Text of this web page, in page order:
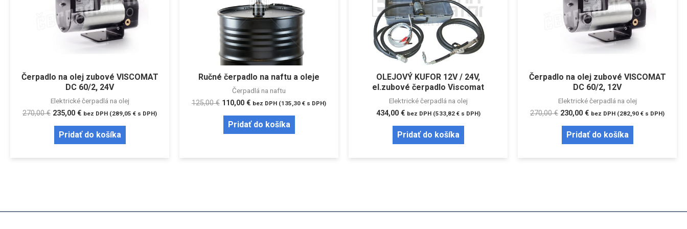
Čerpadlo na olej zubové VISCOMAT
DC 60/2, 24V
Elektrické čerpadlá na olej
270,00€ 235,00 € bez DPH (289,05 € s DPH)
Pridať do košíka
Ručné čerpadlo na naftu a oleje
Čerpadlá na naftu
125,00€ 110,00 € bez DPH (135,30 € s DPH)
Pridať do košíka
OLEJOVÝ KUFOR 12V / 24V,
el.zubové čerpadlo Viscomat
Elektrické čerpadlá na olej
434,00 € bez DPH (533,82 €s DPH)
Pridať do košíka
Čerpadlo na olej zubové VISCOMAT
DC 60/2, 12V
Elektrické čerpadlá na olej
270,00€ 230,00 € bez DPH (282,90 € s DPH)
Pridať do košíka